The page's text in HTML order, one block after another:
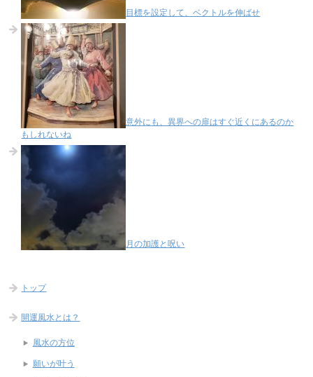
目標を設定して、ベクトルを伸ばせ
意外にも、異界への扉はすぐ近くにあるのか
もしれないね
月の加護と呪い
トップ
開運風水とは？
風水の方位
願いが叶う